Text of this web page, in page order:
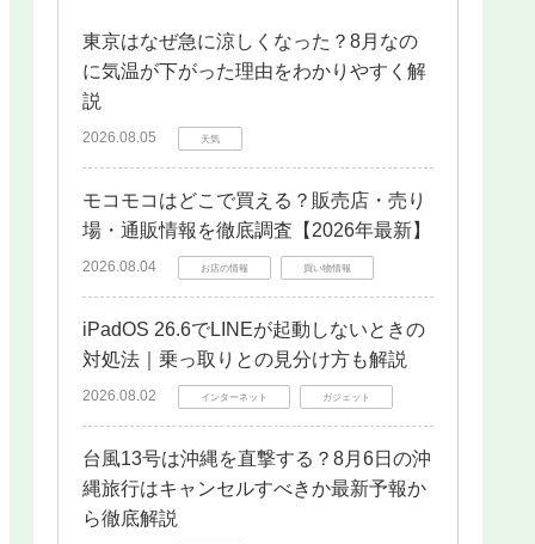
東京はなぜ急に涼しくなった？8月なの
に気温が下がった理由をわかりやすく解
説
2026.08.05 天気
モコモコはどこで買える？販売店・売り
場・通販情報を徹底調査【2026年最新】
2026.08.04 お店の情報 買い物情報
iPadOS 26.6でLINEが起動しないときの
対処法｜乗っ取りとの見分け方も解説
2026.08.02 インターネット ガジェット
台風13号は沖縄を直撃する？8月6日の沖
縄旅行はキャンセルすべきか最新予報か
ら徹底解説